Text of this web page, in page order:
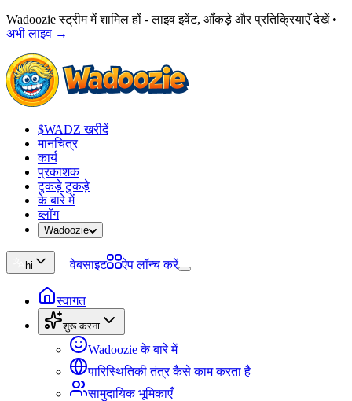
Wadoozie स्ट्रीम में शामिल हों - लाइव इवेंट, आँकड़े और प्रतिक्रियाएँ देखें•
अभी लाइव →
$WADZ खरीदें
मानचित्र
कार्य
प्रकाशक
टुकड़े टुकड़े
के बारे में
ब्लॉग
Wadoozie
hi वेबसाइट ऐप लॉन्च करें
स्वागत
शुरू करना
Wadoozie के बारे में
पारिस्थितिकी तंत्र कैसे काम करता है
सामुदायिक भूमिकाएँ